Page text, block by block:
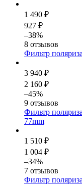
1 490 ₽
927 ₽
–38%
8 отзывов
Фильтр
3 940 ₽
2 160 ₽
–45%
9 отзывов
Фильтр
77mm
1 510 ₽
1 004 ₽
–34%
7 отзывов
Фильтр